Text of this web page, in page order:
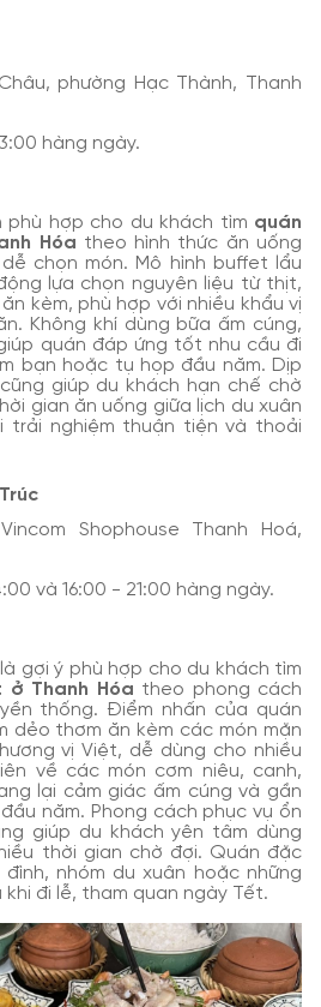
phường Hạc Thành, Thanh
hàng ngày.
phù hợp cho du khách tìm quán
Hóa theo hình thức ăn uống
chọn món. Mô hình buffet lẩu
lựa chọn nguyên liệu từ thịt,
kèm, phù hợp với nhiều khẩu vị
Không khí dùng bữa ấm cúng,
quán đáp ứng tốt nhu cầu đi
bạn hoặc tụ họp đầu năm. Dịp
giúp du khách hạn chế chờ
gian ăn uống giữa lịch du xuân
trải nghiệm thuận tiện và thoải
Shophouse Thanh Hoá,
và 16:00 - 21:00 hàng ngày.
gợi ý phù hợp cho du khách tìm
ở Thanh Hóa theo phong cách
thống. Điểm nhấn của quán
dẻo thơm ăn kèm các món mặn
vị Việt, dễ dùng cho nhiều
về các món cơm niêu, canh,
lại cảm giác ấm cúng và gần
năm. Phong cách phục vụ ổn
giúp du khách yên tâm dùng
thời gian chờ đợi. Quán đặc
nhóm du xuân hoặc những
khi đi lễ, tham quan ngày Tết.